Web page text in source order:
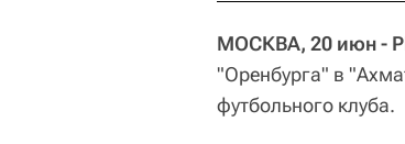
МОСКВА, 20 июн -
"Оренбурга" в
футбольного клуба.